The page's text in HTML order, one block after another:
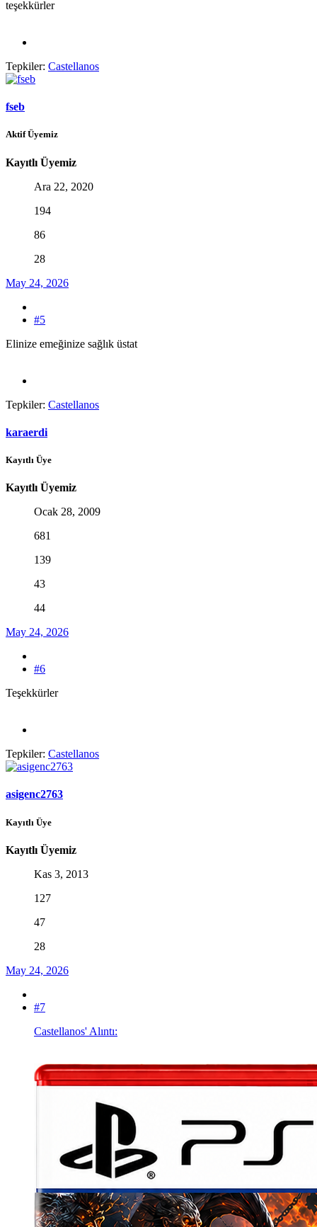
teşekkürler
Tepkiler: Castellanos
fseb
Aktif Üyemiz
Kayıtlı Üyemiz
Ara 22, 2020
194
86
28
May 24, 2026
#5
Elinize emeğinize sağlık üstat
Tepkiler: Castellanos
karaerdi
Kayıtlı Üye
Kayıtlı Üyemiz
Ocak 28, 2009
681
139
43
44
May 24, 2026
#6
Teşekkürler
Tepkiler: Castellanos
asigenc2763
Kayıtlı Üye
Kayıtlı Üyemiz
Kas 3, 2013
127
47
28
May 24, 2026
#7
Castellanos' Alıntı: